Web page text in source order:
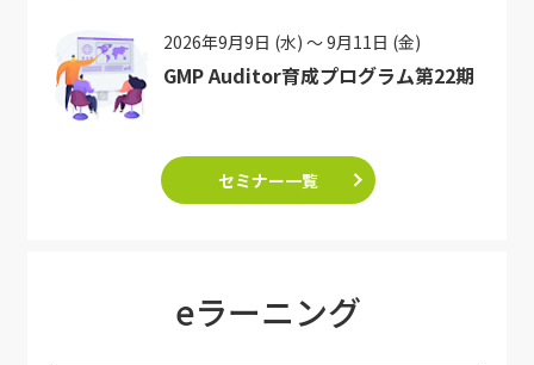
2026年9月9日 (水) ～ 9月11日 (金)
GMP Auditor育成プログラム第22期
セミナー一覧
eラーニング